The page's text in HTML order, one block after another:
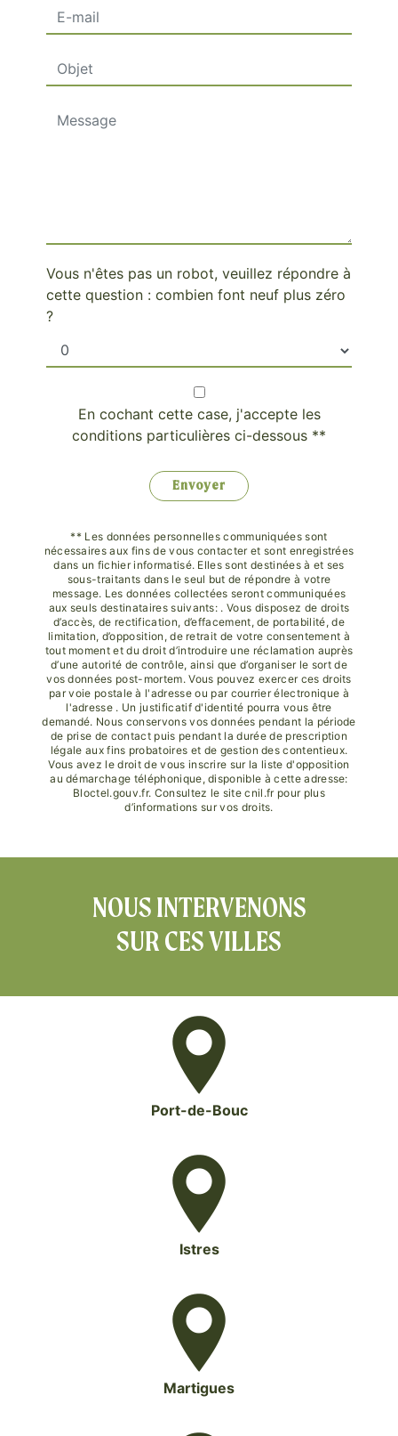
Vous n'êtes pas un robot, veuillez répondre à
cette question : combien font neuf plus zéro
?
En cochant cette case, j'accepte les
conditions particulières ci-dessous **
Envoyer
** Les données personnelles communiquées sont
nécessaires aux fins de vous contacter et sont enregistrées
dans un fichier informatisé. Elles sont destinées à et ses
sous-traitants dans le seul but de répondre à votre
message. Les données collectées seront communiquées
aux seuls destinataires suivants: . Vous disposez de droits
d’accès, de rectification, d’effacement, de portabilité, de
limitation, d’opposition, de retrait de votre consentement à
tout moment et du droit d’introduire une réclamation auprès
d’une autorité de contrôle, ainsi que d’organiser le sort de
vos données post-mortem. Vous pouvez exercer ces droits
par voie postale à l'adresse ou par courrier électronique à
l'adresse . Un justificatif d'identité pourra vous être
demandé. Nous conservons vos données pendant la période
de prise de contact puis pendant la durée de prescription
légale aux fins probatoires et de gestion des contentieux.
Vous avez le droit de vous inscrire sur la liste d'opposition
au démarchage téléphonique, disponible à cette adresse:
Bloctel.gouv.fr. Consultez le site cnil.fr pour plus
d’informations sur vos droits.
NOUS INTERVENONS
SUR CES VILLES
Port-de-Bouc
Istres
Martigues